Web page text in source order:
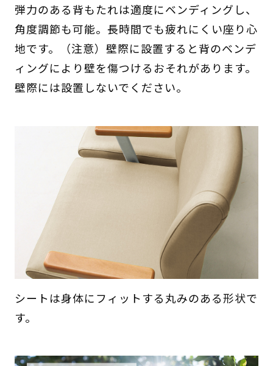
弾力のある背もたれは適度にベンディングし、
角度調節も可能。長時間でも疲れにくい座り心
地です。（注意）壁際に設置すると背のベンデ
ィングにより壁を傷つけるおそれがあります。
壁際には設置しないでください。
シートは身体にフィットする丸みのある形状で
す。